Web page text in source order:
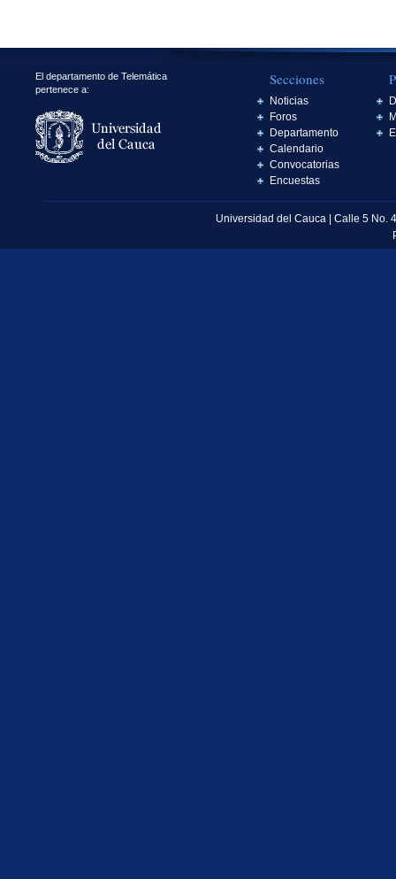
El departamento de Telemática
pertenece a:
Secciones
Noticias
Foros
Departamento
Calendario
Convocatorias
Encuestas
Universidad del Cauca | Calle 5 No.